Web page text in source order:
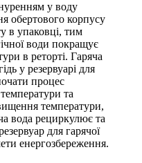
у воду
обертового корпусу
в упаковці, тим
води покращує
в реторті. Гаряча
у резервуарі для
процес
температури та
температури,
вода рециркулює та
для гарячої
енергозбереження.